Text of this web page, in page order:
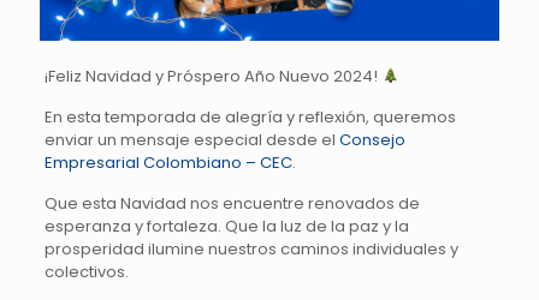
¡Feliz Navidad y Próspero Año Nuevo 2024!
En esta temporada de alegría y reflexión, queremos
enviar un mensaje especial desde el Consejo
Empresarial Colombiano – CEC.
Que esta Navidad nos encuentre renovados de
esperanza y fortaleza. Que la luz de la paz y la
prosperidad ilumine nuestros caminos individuales y
colectivos.